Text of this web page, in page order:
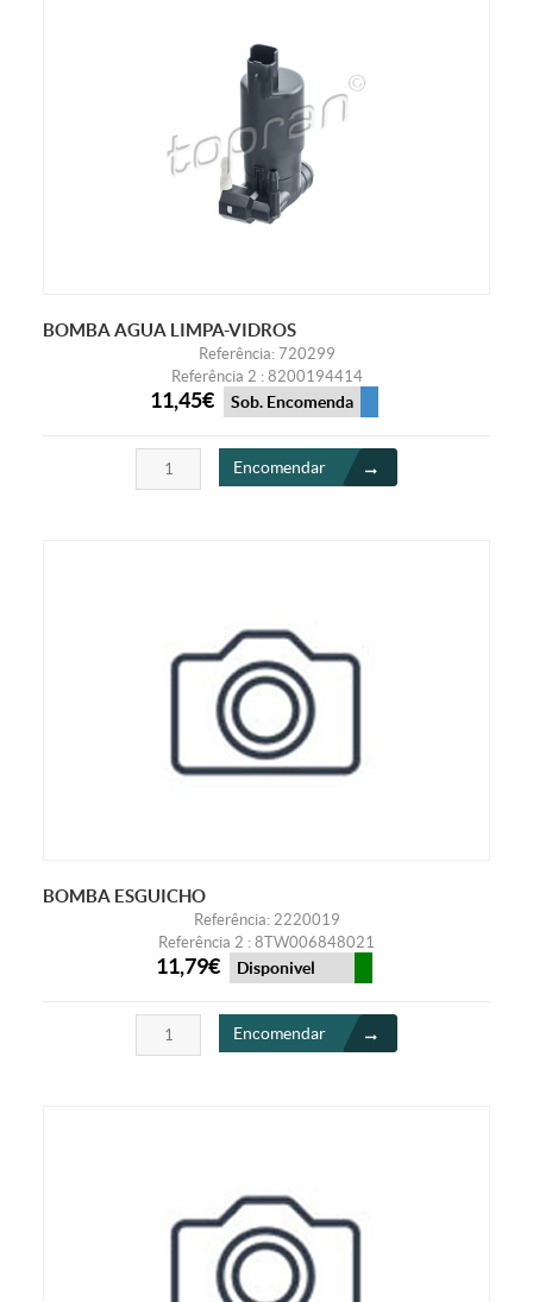
BOMBA AGUA LIMPA-VIDROS
Referência: 720299
Referência 2 : 8200194414
11,45€ Sob. Encomenda
Encomendar
BOMBA ESGUICHO
Referência: 2220019
Referência 2 : 8TW006848021
11,79€ Disponivel
Encomendar